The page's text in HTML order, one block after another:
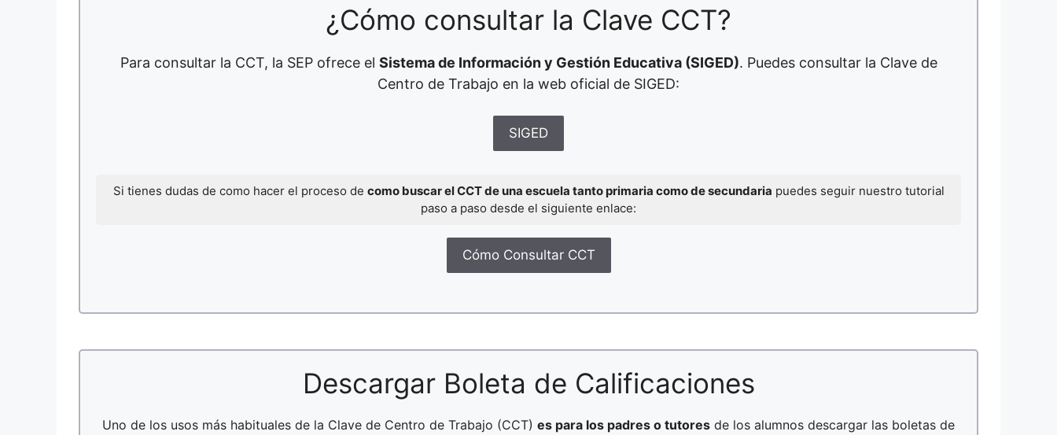
¿Cómo consultar la Clave CCT?
Para consultar la CCT, la SEP ofrece el Sistema de Información y Gestión Educativa (SIGED). Puedes consultar la Clave de
Centro de Trabajo en la web oficial de SIGED:
SIGED
Si tienes dudas de como hacer el proceso de como buscar el CCT de una escuela tanto primaria como de secundaria puedes seguir nuestro tutorial
paso a paso desde el siguiente enlace:
Cómo Consultar CCT
Descargar Boleta de Calificaciones
Uno de los usos más habituales de la Clave de Centro de Trabajo (CCT) es para los padres o tutores de los alumnos descargar las boletas de